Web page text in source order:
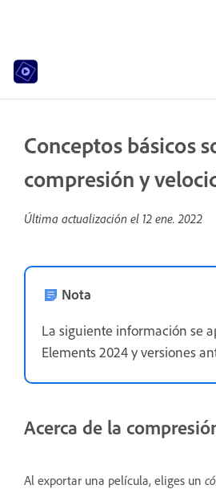
Conceptos básicos
compresión y
Última actualización el 12 ene. 2022
Nota
La siguiente información se
Elements 2024 y versiones
Acerca de la
Al exportar una película, eliges un